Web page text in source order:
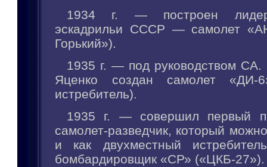
1934 г. — построен лидер
эскадрильи СССР — самолет
Горький»).
1935 г. — под руководством
Яценко создан самолет «ДИ-
истребитель).
1935 г. — совершил первый
самолет-разведчик, который
и как двухместный
бомбардировщик «СР» («ЦКБ-27»).